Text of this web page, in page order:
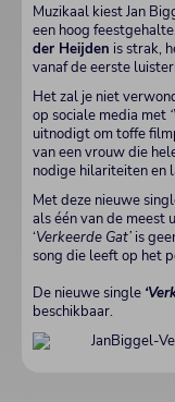
Muzikaal kiest Jan
een hoog
der Heijden is strak,
vanaf de eerste
Het zal je niet
op sociale media met
uitnodigt om toffe
van een vrouw die
nodige hilariteiten en
Met deze nieuwe
als één van de meest
‘Verkeerde Gat’ is
song die leeft op het
De nieuwe single
beschikbaar.